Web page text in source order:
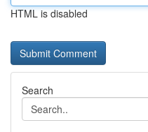
HTML is disabled
Search